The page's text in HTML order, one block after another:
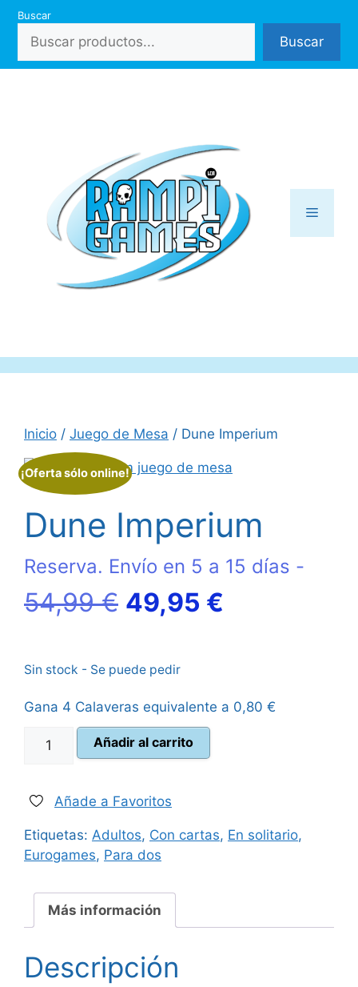
Saltar
contenido
Buscar
Buscar
Menú
Inicio / Juego de Mesa / Dune Imperium
¡Oferta sólo online!
Dune Imperium
Reserva. Envío en 5 a 15 días -
54,99€ El
original
era:
54,99 €.
49,95 €
es:
Sin stock - Se puede pedir
Gana 4 Calaveras equivalente a 0,80 €
Dune
Imperium
Añadir al carrito
Añade a Favoritos
Etiquetas: Adultos, Con cartas, En solitario,
Eurogames, Para dos
Más información
Descripción